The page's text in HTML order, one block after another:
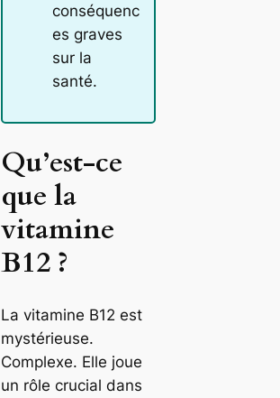
conséquenc
es graves
sur la
santé.
Qu’est-ce
que la
vitamine
B12 ?
La vitamine B12 est
mystérieuse.
Complexe. Elle joue
un rôle crucial dans